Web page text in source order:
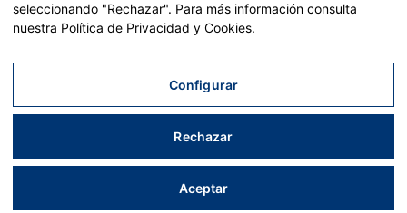
Plan de Recuperación, Transformación y Resiliencia – Financiado por
Recuperación y resiliencia, establecido por el Reglamento (UE)
2021/241 del Parlamento Europeo y del Consejo, de 12 de febrero
Aviso legal|Política de privacidad|Política de cookies|Accesibilidad|Mapa web
| Desarrollado porTrestristes
seleccionando "Rechazar". Para más información consulta
nuestra Política de Privacidad y Cookies.
Configurar
Rechazar
Aceptar